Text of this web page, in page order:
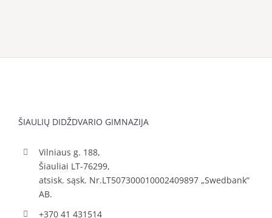
ŠIAULIŲ DIDŽDVARIO GIMNAZIJA
Vilniaus g. 188,
Šiauliai LT-76299,
atsisk. sąsk. Nr.LT507300010002409897 „Swedbank“
AB.
+370 41 431514